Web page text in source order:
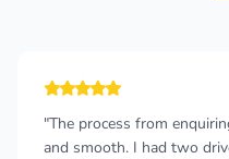
"The process from
and smooth. I had two